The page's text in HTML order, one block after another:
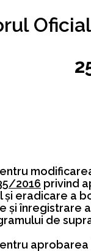
2016 privind
eradicare a
înregistrare
de